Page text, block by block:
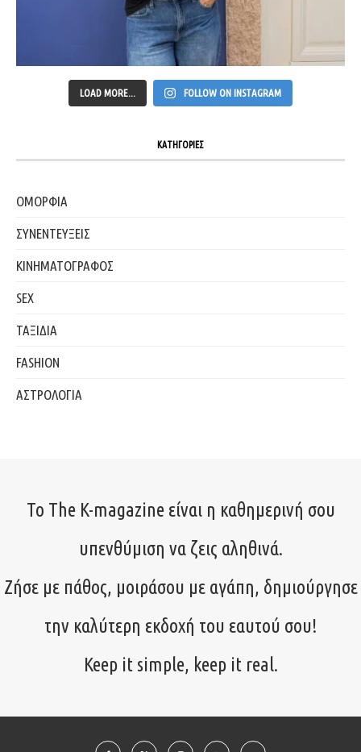
LOAD MORE... FOLLOW ON INSTAGRAM
ΚΑΤΗΓΟΡΙΕΣ
ΟΜΟΡΦΙΑ
ΣΥΝΕΝΤΕΥΞΕΙΣ
ΚΙΝΗΜΑΤΟΓΡΑΦΟΣ
SEX
ΤΑΞΙΔΙΑ
FASHION
ΑΣΤΡΟΛΟΓΙΑ
Το The K-magazine είναι η καθημερινή σου
υπενθύμιση να ζεις αληθινά.
Ζήσε με πάθος, μοιράσου με αγάπη, δημιούργησε
την καλύτερη εκδοχή του εαυτού σου!
Keep it simple, keep it real.